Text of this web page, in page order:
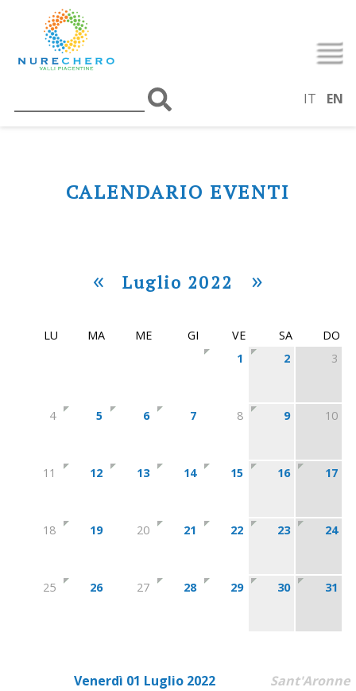
IT EN
CALENDARIO EVENTI
« Luglio 2022 »
LU MA ME GI VE SA
DO
1
2 3
4 5 6 7 8 9 10
11 12 13 14 15 16 17
18 19 20 21 22 23 24
25 26 27 28 29 30 31
Venerdì 01 Luglio 2022 Sant'Aronne